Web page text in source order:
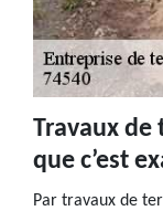
Travaux de
que c’est
Par travaux de